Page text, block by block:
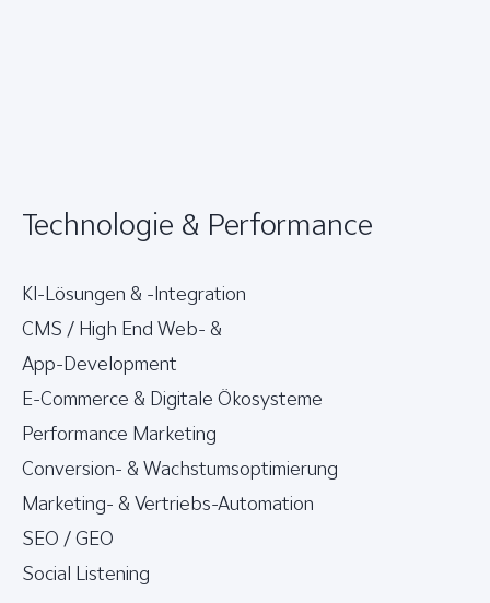
Technologie & Performance
KI-Lösungen & -Integration
CMS / High End Web- &
App-Development
E-Commerce & Digitale Ökosysteme
Performance Marketing
Conversion- & Wachstumsoptimierung
Marketing- & Vertriebs-Automation
SEO / GEO
Social Listening